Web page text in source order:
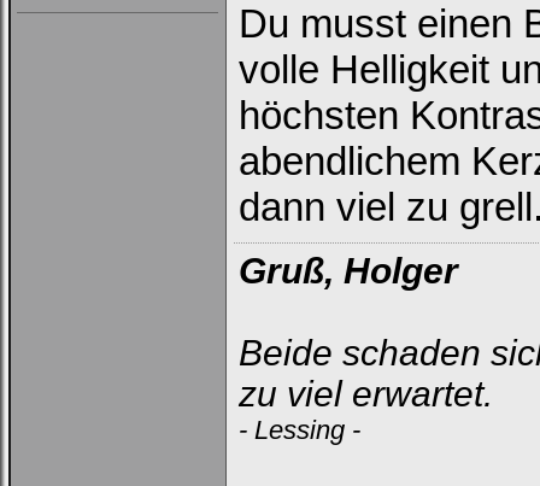
Du musst einen
volle Helligkeit
höchsten
abendlichem
dann viel zu
Gruß, Holger
Beide schaden
zu viel erwartet.
- Lessing -